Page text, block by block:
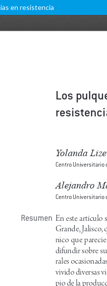
en resistencia